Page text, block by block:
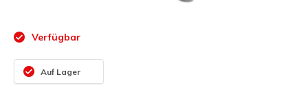
Verfügbar
Auf Lager